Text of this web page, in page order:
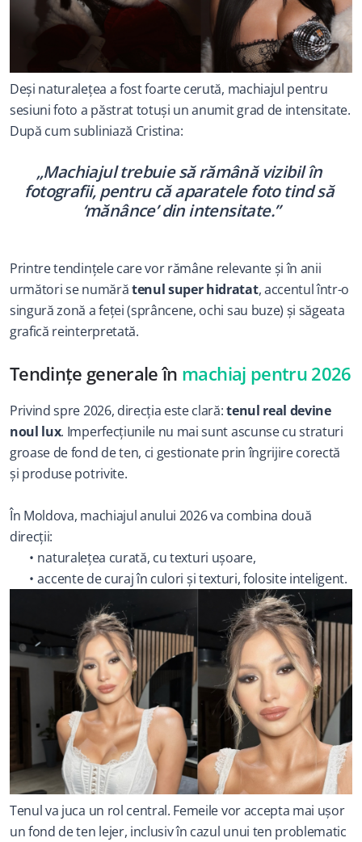
Deși naturalețea a fost foarte cerută, machiajul pentru
sesiuni foto a păstrat totuși un anumit grad de intensitate.
După cum subliniază Cristina:
„Machiajul trebuie să rămână vizibil în
fotografii, pentru că aparatele foto tind să
‘mănânce’ din intensitate.”
Printre tendințele care vor rămâne relevante și în anii
următori se numără tenul super hidratat, accentul într-o
singură zonă a feței (sprâncene, ochi sau buze) și săgeata
grafică reinterpretată.
Tendințe generale în machiaj pentru 2026
Privind spre 2026, direcția este clară: tenul real devine
noul lux. Imperfecțiunile nu mai sunt ascunse cu straturi
groase de fond de ten, ci gestionate prin îngrijire corectă
și produse potrivite.
În Moldova, machiajul anului 2026 va combina două
direcții:
naturalețea curată, cu texturi ușoare,
accente de curaj în culori și texturi, folosite inteligent.
Tenul va juca un rol central. Femeile vor accepta mai ușor
un fond de ten lejer, inclusiv în cazul unui ten problematic